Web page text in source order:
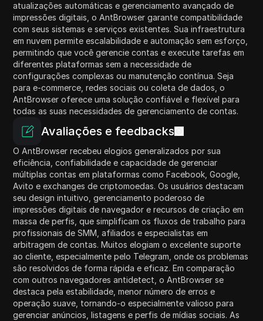
atualizações automáticas e gerenciamento avançado de
impressões digitais, o AntBrowser garante compatibilidade
com seus sistemas e serviços existentes. Sua infraestrutura
em nuvem permite escalabilidade e automação sem esforço,
permitindo que você gerencie contas e execute tarefas em
diferentes plataformas sem a necessidade de
configurações complexas ou manutenção contínua. Seja
para e-commerce, redes sociais ou coleta de dados, o
AntBrowser oferece uma solução confiável e flexível para
todas as suas necessidades de gerenciamento de contas.
Avaliações e feedbacks
O AntBrowser recebeu elogios generalizados por sua
eficiência, confiabilidade e capacidade de gerenciar
múltiplas contas em plataformas como Facebook, Google,
Avito e exchanges de criptomoedas. Os usuários destacam
seu design intuitivo, gerenciamento poderoso de
impressões digitais de navegador e recursos de criação em
massa de perfis, que simplificam os fluxos de trabalho para
profissionais de SMM, afiliados e especialistas em
arbitragem de contas. Muitos elogiam o excelente suporte
ao cliente, especialmente pelo Telegram, onde os problemas
são resolvidos de forma rápida e eficaz. Em comparação
com outros navegadores antidetect, o AntBrowser se
destaca pela estabilidade, menor número de erros e
operação suave, tornando-o especialmente valioso para
gerenciar anúncios, listagens e perfis de mídias sociais. As